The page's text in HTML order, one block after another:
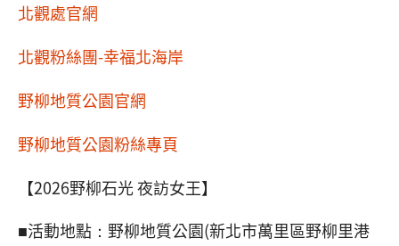
北觀處官網
北觀粉絲團-幸福北海岸
野柳地質公園官網
野柳地質公園粉絲專頁
【2026野柳石光 夜訪女王】
■活動地點：野柳地質公園(新北市萬里區野柳里港